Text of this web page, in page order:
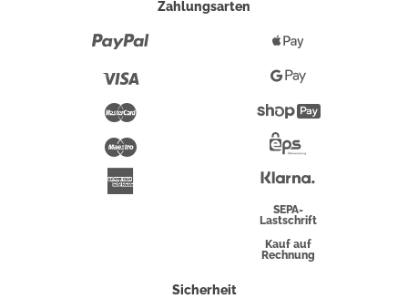
Zahlungsarten
Maestro
Pay
Google
Pay
Überweisung
SEPA-
Lastschrift
Kauf auf
Rechnung
Sicherheit